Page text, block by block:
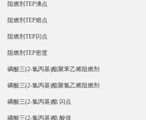
阻燃剂TEP沸点
阻燃剂TEP熔点
阻燃剂TEP闪点
阻燃剂TEP密度
磷酸三(2-氯丙基)酯聚苯乙烯阻燃剂
磷酸三(2-氯丙基)酯聚氯乙烯阻燃剂
磷酸三(2-氯丙基)酯 闪点
磷酸三(2-氯丙基)酯 酸值